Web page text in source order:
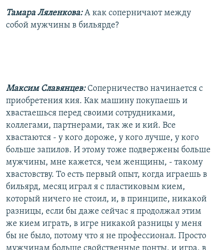
Тамара Ляленкова:А как соперничают между
собой мужчины в бильярде?
Максим Славянцев: Соперничество начинается с
приобретения кия. Как машину покупаешь и
хвастаешься перед своими сотрудниками,
коллегами, партнерами, так же и кий. Все
хвастаются - у кого дороже, у кого лучше, у кого
больше запилов. И этому тоже подвержены больше
мужчины, мне кажется, чем женщины, - такому
хвастовству. То есть первый опыт, когда играешь в
бильярд, месяц играл я с пластиковым кием,
который ничего не стоил, и, в принципе, никакой
разницы, если бы даже сейчас я продолжал этим
же кием играть, в игре никакой разницы у меня
бы не было, потому что я не профессионал. Просто